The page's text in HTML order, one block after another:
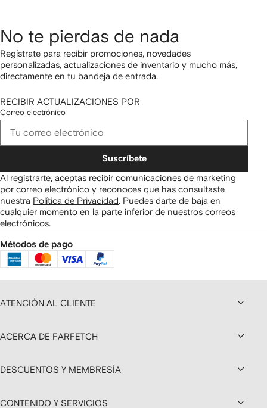
No te pierdas de nada
Regístrate para recibir promociones, novedades
personalizadas, actualizaciones de inventario y mucho más,
directamente en tu bandeja de entrada.
RECIBIR ACTUALIZACIONES POR
Correo electrónico
Suscríbete
Al registrarte, aceptas recibir comunicaciones de marketing
por correo electrónico y reconoces que has consultaste
nuestra Política de Privacidad Puedes darte de baja en
cualquier momento en la parte inferior de nuestros correos
electrónicos.
Métodos de pago
ATENCIÓN AL CLIENTE
ACERCA DE FARFETCH
DESCUENTOS Y MEMBRESÍA
CONTENIDO Y SERVICIOS